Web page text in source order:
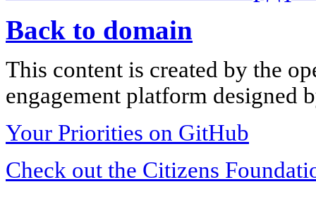
Back to domain
This content is created by the
engagement platform designed
Your Priorities on GitHub
Check out the Citizens